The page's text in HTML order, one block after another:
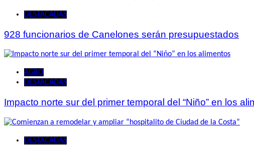
DESTACADAS
928 funcionarios de Canelones serán presupuestados
AGRO
DESTACADAS
Impacto norte sur del primer temporal del “Niño” en los
DESTACADAS